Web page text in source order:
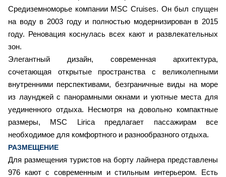
Средиземноморье компании MSC Cruises. Он был спущен
на воду в 2003 году и полностью модернизирован в 2015
году. Реновация коснулась всех кают и развлекательных
зон.
Элегантный дизайн, современная архитектура,
сочетающая открытые пространства с великолепными
внутренними перспективами, безграничные виды на море
из лаунджей с панорамными окнами и уютные места для
уединенного отдыха. Несмотря на довольно компактные
размеры, MSC Lirica предлагает пассажирам все
необходимое для комфортного и разнообразного отдыха.
РАЗМЕЩЕНИЕ
Для размещения туристов на борту лайнера представлены
976 кают с современным и стильным интерьером. Есть